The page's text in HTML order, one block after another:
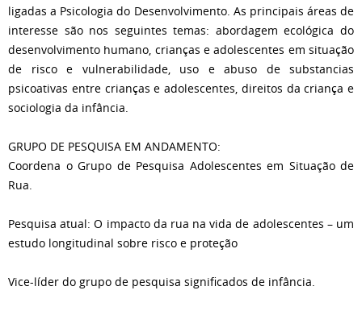
ligadas a Psicologia do Desenvolvimento. As principais áreas de
interesse são nos seguintes temas: abordagem ecológica do
desenvolvimento humano, crianças e adolescentes em situação
de risco e vulnerabilidade, uso e abuso de substancias
psicoativas entre crianças e adolescentes, direitos da criança e
sociologia da infância.
GRUPO DE PESQUISA EM ANDAMENTO:
Coordena o Grupo de Pesquisa Adolescentes em Situação de
Rua.
Pesquisa atual: O impacto da rua na vida de adolescentes – um
estudo longitudinal sobre risco e proteção
Vice-líder do grupo de pesquisa significados de infância.